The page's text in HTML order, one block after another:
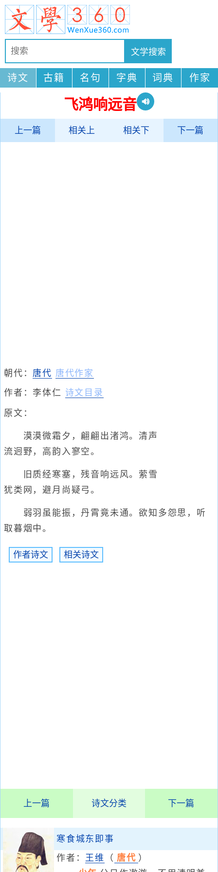
诗文 古籍 名句 字典 词典 作家
飞鸿响远音
上一篇 相关上 相关下 下一篇
朝代： 唐代 唐代作家
作者： 李体仁 诗文目录
原文：
漠漠微霜夕，翩翩出渚鸿。清声
流迥野，高韵入寥空。
旧质经寒塞，残音响远风。萦雪
犹类网，避月尚疑弓。
弱羽虽能振，丹霄竟未通。欲知多怨思，听
取暮烟中。
作者诗文 相关诗文
上一篇 诗文分类 下一篇
寒食城东即事
作者： 王维 （ 唐代 ）